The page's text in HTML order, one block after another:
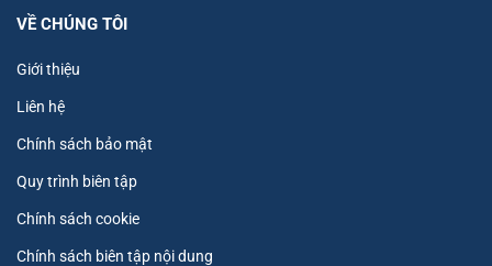
VỀ CHÚNG TÔI
Giới thiệu
Liên hệ
Chính sách bảo mật
Quy trình biên tập
Chính sách cookie
Chính sách biên tập nội dung